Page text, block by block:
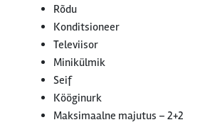
Rõdu
Konditsioneer
Televiisor
Minikülmik
Seif
Kööginurk
Maksimaalne majutus – 2+2